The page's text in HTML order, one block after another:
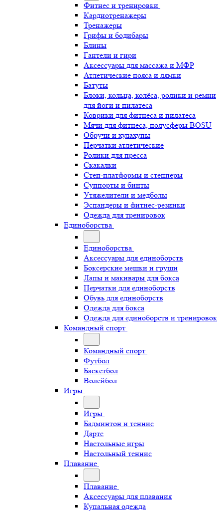
Фитнес и тренировки
Кардиотренажеры
Тренажеры
Грифы и бодибары
Блины
Гантели и гири
Аксессуары для массажа и МФР
Атлетические пояса и лямки
Батуты
Блоки, кольца, колёса, ролики и ремни
для йоги и пилатеса
Коврики для фитнеса и пилатеса
Мячи для фитнеса, полусферы BOSU
Обручи и хулахупы
Перчатки атлетические
Ролики для пресса
Скакалки
Степ-платформы и степперы
Суппорты и бинты
Утяжелители и медболы
Эспандеры и фитнес-резинки
Одежда для тренировок
Единоборства
Единоборства
Аксессуары для единоборств
Боксерские мешки и груши
Лапы и макивары для бокса
Перчатки для единоборств
Обувь для единоборств
Одежда для бокса
Одежда для единоборств и тренировок
Командный спорт
Командный спорт
Футбол
Баскетбол
Волейбол
Игры
Игры
Бадминтон и теннис
Дартс
Настольные игры
Настольный теннис
Плавание
Плавание
Аксессуары для плавания
Купальная одежда